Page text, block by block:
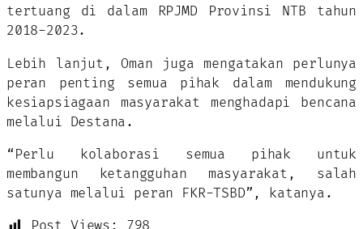
tertuang di dalam RPJMD Provinsi NTB tahun
2018-2023.
Lebih lanjut, Oman juga mengatakan perlunya
peran penting semua pihak dalam mendukung
kesiapsiagaan masyarakat menghadapi bencana
melalui Destana.
“Perlu kolaborasi semua pihak untuk
membangun ketangguhan masyarakat, salah
satunya melalui peran FKR-TSBD”, katanya.
Post Views: 798